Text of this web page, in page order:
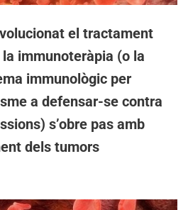
el tractament
immunoteràpia (o la
immunològic per
a defensar-se contra
s’obre pas amb
dels tumors